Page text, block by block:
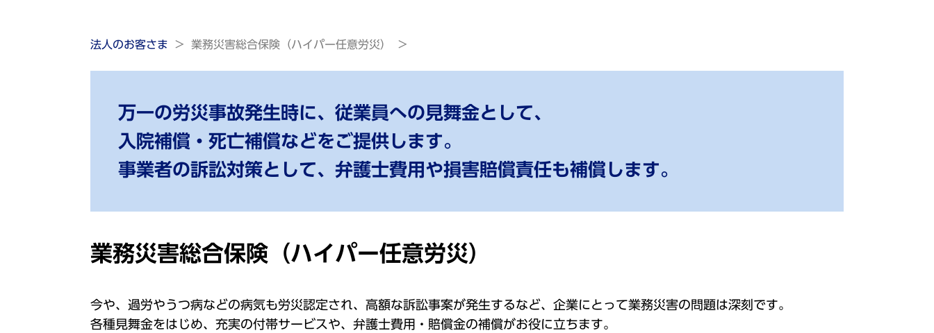
法人のお客さま 業務災害総合保険（ハイパー任意労災）
万一の労災事故発生時に、従業員への見舞金として、
入院補償・死亡補償などをご提供します。
事業者の訴訟対策として、弁護士費用や損害賠償責任も補償します。
業務災害総合保険（ハイパー任意労災）
今や、過労やうつ病などの病気も労災認定され、高額な訴訟事案が発生するなど、企業にとって業務災害の問題は深刻です。
各種見舞金をはじめ、充実の付帯サービスや、弁護士費用・賠償金の補償がお役に立ちます。